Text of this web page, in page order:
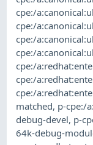
cpe:/
cpe:/
cpe:/
cpe:/
cpe:/
cpe:/
cpe:/
matched, p-cpe:/
debug-devel, p-
64k-debug-